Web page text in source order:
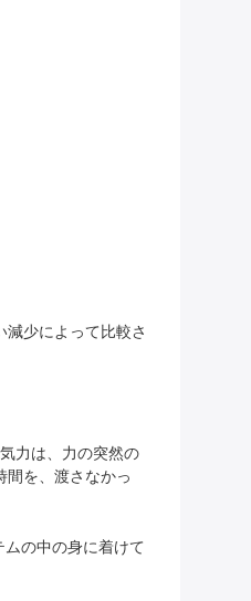
少によって比較さ
力は、力の突然の
間を、渡さなかっ
の中の身に着けて